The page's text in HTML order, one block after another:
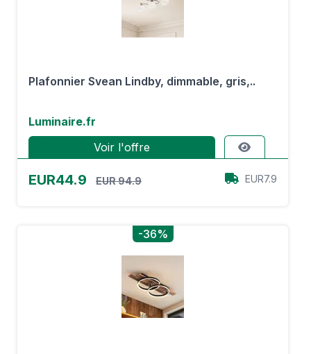
Plafonnier Svean Lindby, dimmable, gris,..
Luminaire.fr
Voir l'offre
EUR44.9 EUR 94.9 EUR7.9
-36%